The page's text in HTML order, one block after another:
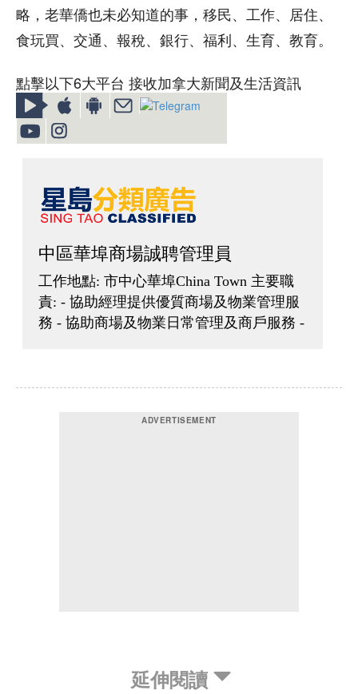
略，老華僑也未必知道的事，移民、工作、居住、
食玩買、交通、報稅、銀行、福利、生育、教育。
點擊以下6大平台 接收加拿大新聞及生活資訊
延伸閱讀